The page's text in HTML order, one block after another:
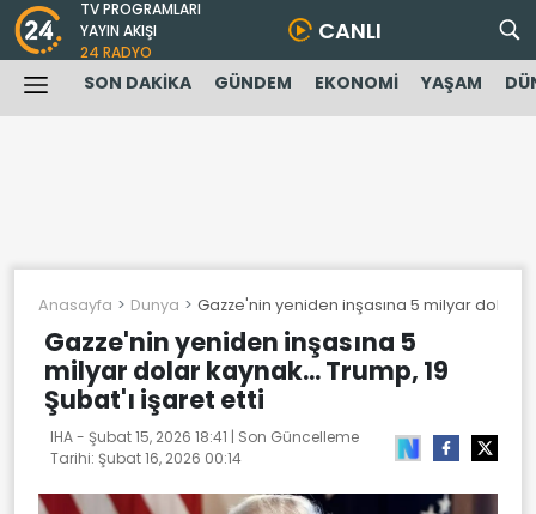
TV PROGRAMLARI
YAYIN AKIŞI
24 RADYO
CANLI
SON DAKİKA GÜNDEM EKONOMİ YAŞAM
Anasayfa Dunya Gazze'nin yeniden inşasına 5 milyar dolar
Gazze'nin yeniden inşasına 5
milyar dolar kaynak... Trump, 19
Şubat'ı işaret etti
IHA - Şubat 15, 2026 18:41 | Son Güncelleme
Tarihi: Şubat 16, 2026 00:14